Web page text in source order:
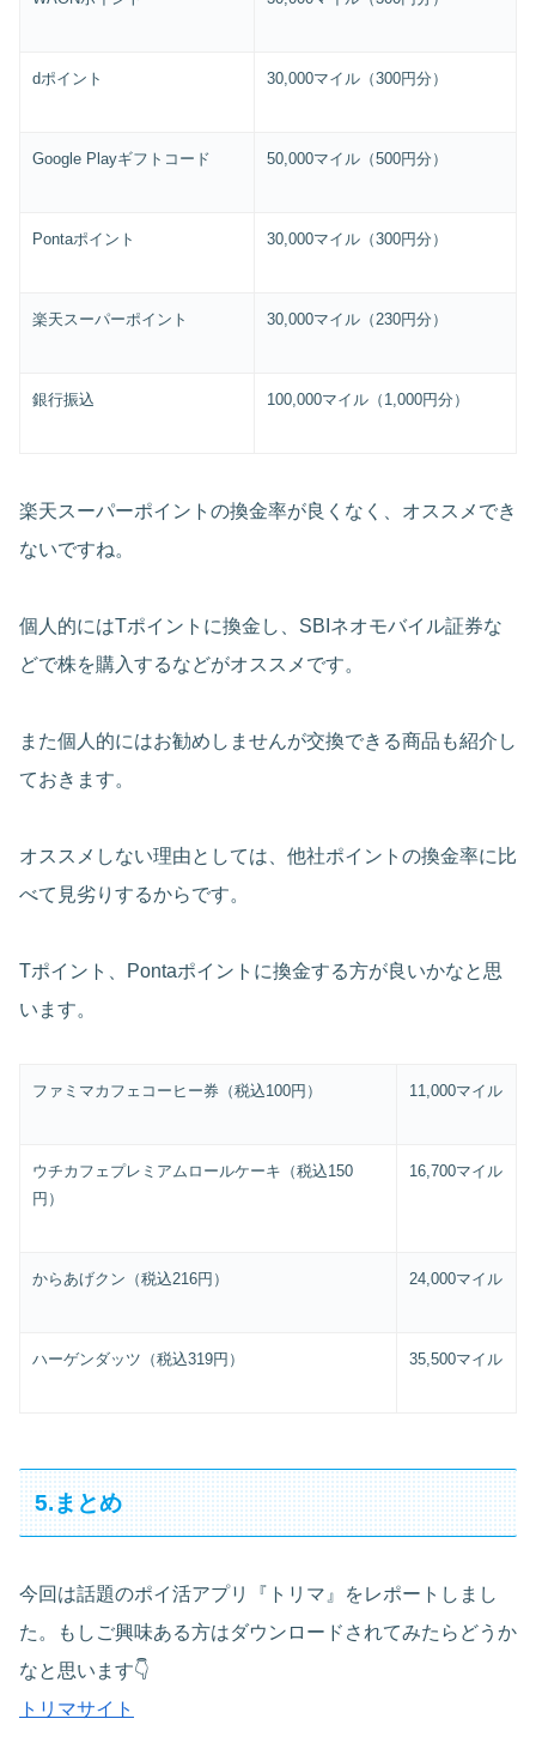
dポイント 30,000マイル（300円分）
Google Playギフトコード 50,000マイル（500円分）
Pontaポイント 30,000マイル（300円分）
楽天スーパーポイント 30,000マイル（230円分）
銀行振込 100,000マイル（ 1,000円分）
楽天スーパーポイントの換金率が良くなく、オススメでき
ないですね。
個人的にはTポイントに換金し、SBIネオモバイル証券な
どで株を購入するなどがオススメです。
また個人的にはお勧めしませんが交換できる商品も紹介し
ておきます。
オススメしない理由としては、他社ポイントの換金率に比
べて見劣りするからです。
Tポイント、Pontaポイントに換金する方が良いかなと思
います。
ファミマカフェコーヒー券（税込100円） 11,000マイル
ウチカフェプレミアムロールケーキ（税込150
円）
16,700マイル
からあげクン（税込216円） 24,000マイル
ハーゲンダッツ（税込319円） 35,500マイル
5.まとめ
今回は話題のポイ活アプリ『トリマ』をレポートしまし
た。もしご興味ある方はダウンロードされてみたらどうか
なと思います👇
トリマサイト